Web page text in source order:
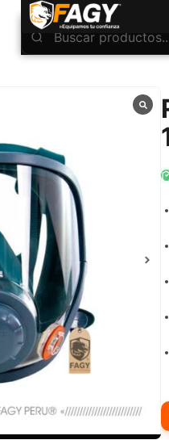
Respirador full face ergonic 1000S